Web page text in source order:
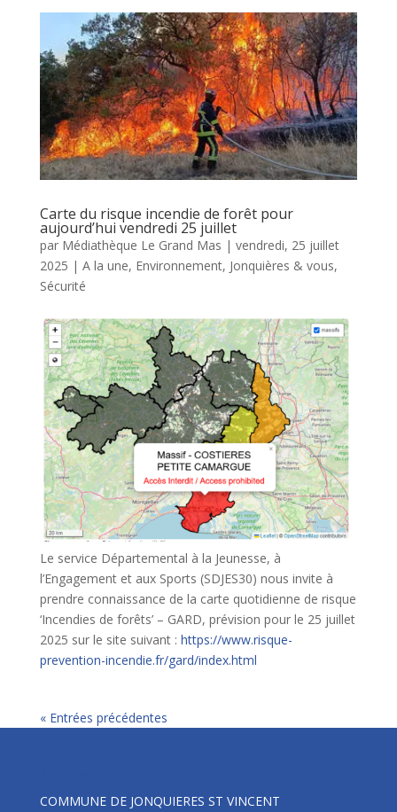
Carte du risque incendie de forêt pour
aujourd’hui vendredi 25 juillet
par Médiathèque Le Grand Mas | vendredi, 25 juillet
2025 | A la une, Environnement, Jonquières & vous,
Sécurité
Le service Départemental à la Jeunesse, à
l’Engagement et aux Sports (SDJES30) nous invite à
prendre connaissance de la carte quotidienne de risque
‘Incendies de forêts’ – GARD, prévision pour le 25 juillet
2025 sur le site suivant : https://www.risque-
prevention-incendie.fr/gard/index.html
« Entrées précédentes
COMMUNE DE JONQUIERES ST VINCENT